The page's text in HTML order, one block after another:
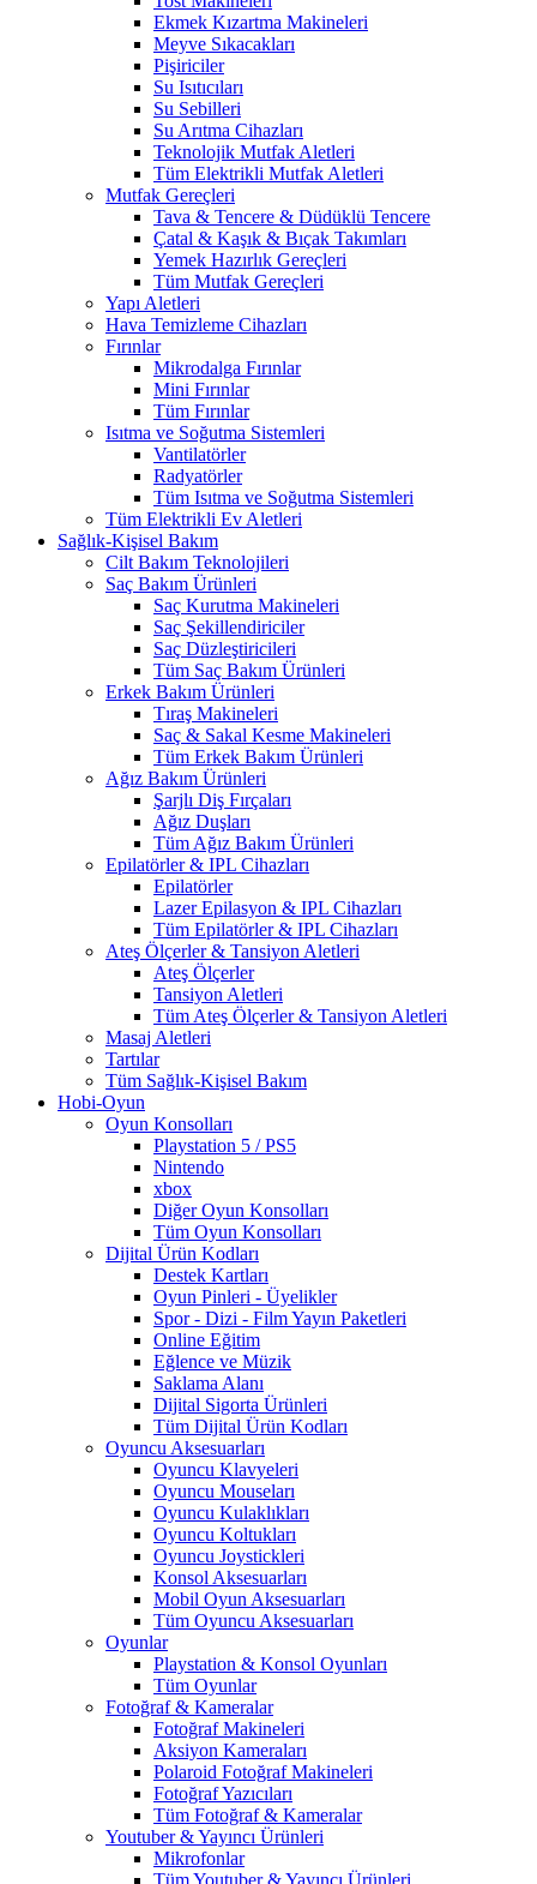
Ekmek Kızartma Makineleri
Meyve Sıkacakları
Pişiriciler
Su Isıtıcıları
Su Sebilleri
Su Arıtma Cihazları
Teknolojik Mutfak Aletleri
Tüm Elektrikli Mutfak Aletleri
Mutfak Gereçleri
Tava & Tencere & Düdüklü Tencere
Çatal & Kaşık & Bıçak Takımları
Yemek Hazırlık Gereçleri
Tüm Mutfak Gereçleri
Yapı Aletleri
Hava Temizleme Cihazları
Fırınlar
Mikrodalga Fırınlar
Mini Fırınlar
Tüm Fırınlar
Isıtma ve Soğutma Sistemleri
Vantilatörler
Radyatörler
Tüm Isıtma ve Soğutma Sistemleri
Tüm Elektrikli Ev Aletleri
Sağlık-Kişisel Bakım
Cilt Bakım Teknolojileri
Saç Bakım Ürünleri
Saç Kurutma Makineleri
Saç Şekillendiriciler
Saç Düzleştiricileri
Tüm Saç Bakım Ürünleri
Erkek Bakım Ürünleri
Tıraş Makineleri
Saç & Sakal Kesme Makineleri
Tüm Erkek Bakım Ürünleri
Ağız Bakım Ürünleri
Şarjlı Diş Fırçaları
Ağız Duşları
Tüm Ağız Bakım Ürünleri
Epilatörler & IPL Cihazları
Epilatörler
Lazer Epilasyon & IPL Cihazları
Tüm Epilatörler & IPL Cihazları
Ateş Ölçerler & Tansiyon Aletleri
Ateş Ölçerler
Tansiyon Aletleri
Tüm Ateş Ölçerler & Tansiyon Aletleri
Masaj Aletleri
Tartılar
Tüm Sağlık-Kişisel Bakım
Hobi-Oyun
Oyun Konsolları
Playstation 5 / PS5
Nintendo
xbox
Diğer Oyun Konsolları
Tüm Oyun Konsolları
Dijital Ürün Kodları
Destek Kartları
Oyun Pinleri - Üyelikler
Spor - Dizi - Film Yayın Paketleri
Online Eğitim
Eğlence ve Müzik
Saklama Alanı
Dijital Sigorta Ürünleri
Tüm Dijital Ürün Kodları
Oyuncu Aksesuarları
Oyuncu Klavyeleri
Oyuncu Mouseları
Oyuncu Kulaklıkları
Oyuncu Koltukları
Oyuncu Joystickleri
Konsol Aksesuarları
Mobil Oyun Aksesuarları
Tüm Oyuncu Aksesuarları
Oyunlar
Playstation & Konsol Oyunları
Tüm Oyunlar
Fotoğraf & Kameralar
Fotoğraf Makineleri
Aksiyon Kameraları
Polaroid Fotoğraf Makineleri
Fotoğraf Yazıcıları
Tüm Fotoğraf & Kameralar
Youtuber & Yayıncı Ürünleri
Mikrofonlar
Tüm Youtuber & Yayıncı Ürünleri